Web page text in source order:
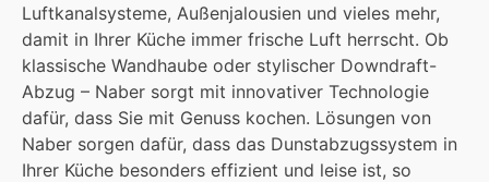
Luftkanalsysteme, Außenjalousien und vieles mehr,
damit in Ihrer Küche immer frische Luft herrscht. Ob
klassische Wandhaube oder stylischer Downdraft-
Abzug – Naber sorgt mit innovativer Technologie
dafür, dass Sie mit Genuss kochen. Lösungen von
Naber sorgen dafür, dass das Dunstabzugssystem in
Ihrer Küche besonders effizient und leise ist, so